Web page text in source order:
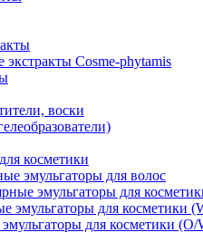
Cosme-phytamis
воски
косметики
эмульгаторы для волос
эмульгаторы для
эмульгаторы для косметики
для косметики (O/